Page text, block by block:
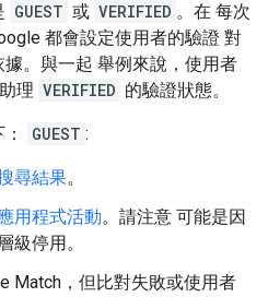
GUEST 或 VERIFIED 。在 每次
都會設定使用者的驗證 對
。與一起 舉例來說，使用者
理 VERIFIED 的驗證狀態。
GUEST :
尋結果。
用程式活動。請注意 可能是因
級停用。
Match，但比對失敗或使用者